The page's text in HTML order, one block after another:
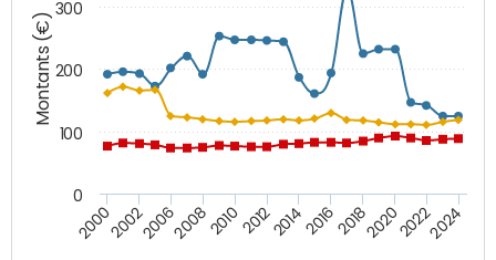
Montants (€)
200020022006200820102012201420162018202020222024
0
100
200
300